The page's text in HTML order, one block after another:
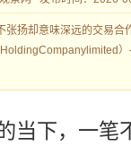
扬却意味深远的交易
当下，一笔